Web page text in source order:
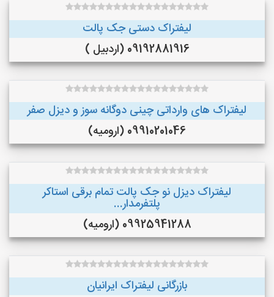
لیفتراک دستی جک پالت
09192881916 (اردبیل )
لیفتراک های وارداتی چینی دوگانه سوز و دیزل صفر
09910201046 (ارومیه)
لیفتراک دیزل نو جک پالت تمام برقی استاکر
پلتفرمدار...
09925941288 (ارومیه)
بازرگانی لیفتراک ایرانیان